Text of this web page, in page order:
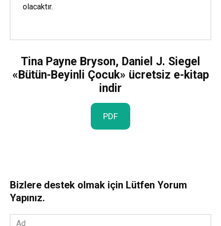
olacaktır.
Tina Payne Bryson, Daniel J. Siegel
«Bütün-Beyinli Çocuk» ücretsiz e-kitap
indir
PDF
Bizlere destek olmak için Lütfen Yorum
Yapınız.
Ad